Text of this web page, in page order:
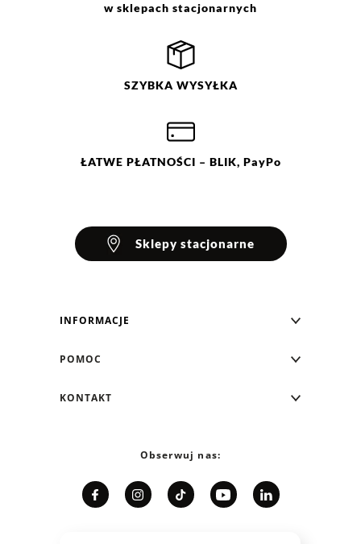
w sklepach stacjonarnych
SZYBKA WYSYŁKA
ŁATWE PŁATNOŚCI – BLIK, PayPo
Sklepy stacjonarne
INFORMACJE
Klub Greenpoint
Współpraca
POMOC
Zwrot/Wymiana
KONTAKT
Telefon: 12 287 07 07
Pn. - pt.: 8:00 - 15:00
Relacje inwestorskie
Obserwuj nas: